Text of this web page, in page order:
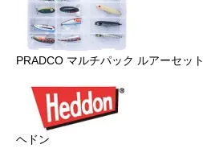
PRADCO マルチパック ルアーセット
ヘドン